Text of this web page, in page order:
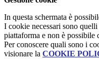
In questa schermata è
I cookie necessari sono
piattaforma e non è possibile
Per conoscere quali sono i
visionare la COOKIE